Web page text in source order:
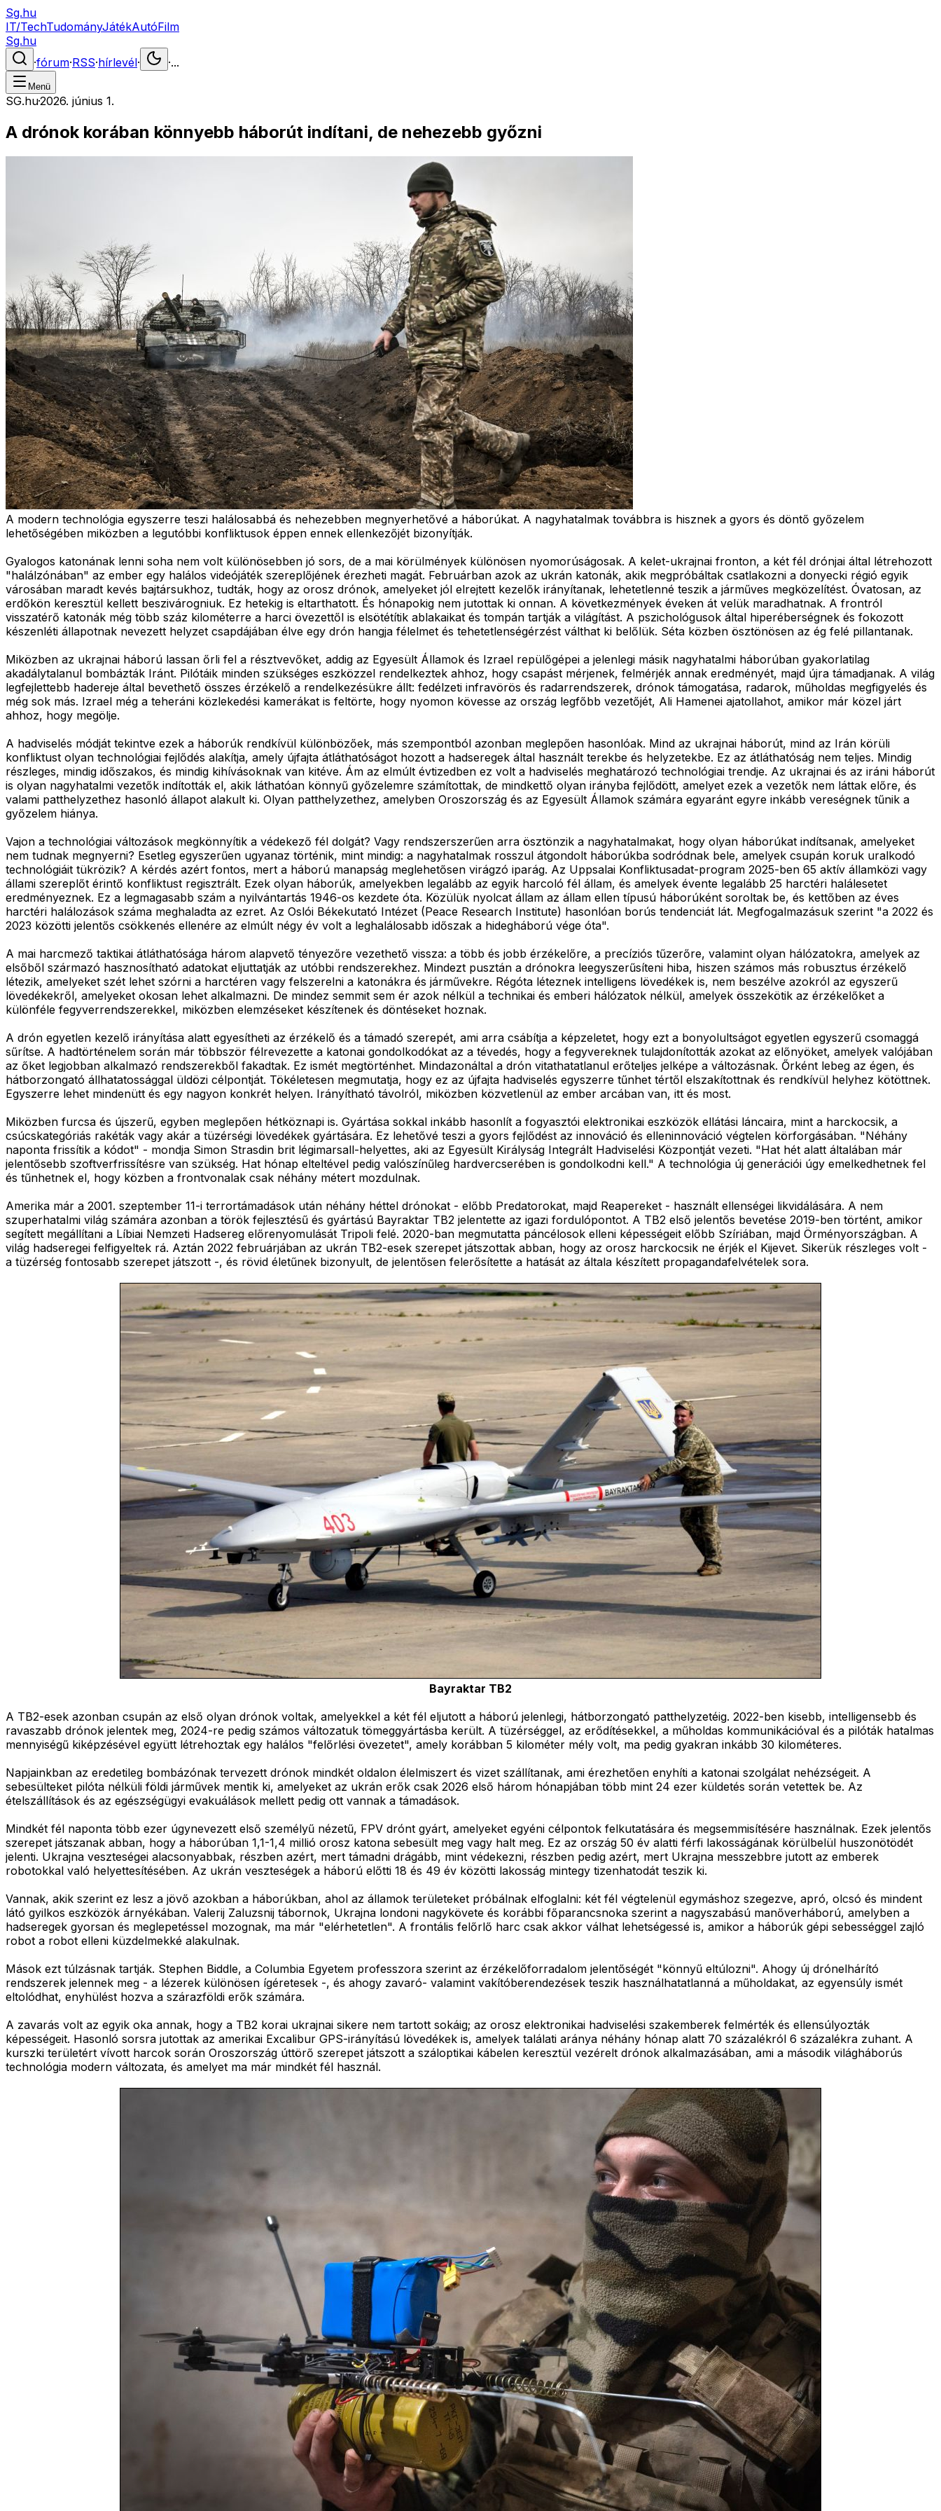
Sg.hu
IT/TechTudományJátékAutóFilm
Sg.hu
·fórum·RSS·hírlevél· ·...
Menü
SG.hu·2026. június 1.
A drónok korában könnyebb háborút indítani, de nehezebb győzni
A modern technológia egyszerre teszi halálosabbá és nehezebben megnyerhetővé a háborúkat. A nagyhatalmak továbbra is hisznek a gyors és döntő győzelem
lehetőségében miközben a legutóbbi konfliktusok éppen ennek ellenkezőjét bizonyítják.
Gyalogos katonának lenni soha nem volt különösebben jó sors, de a mai körülmények különösen nyomorúságosak. A kelet-ukrajnai fronton, a két fél drónjai által létrehozott
"halálzónában" az ember egy halálos videójáték szereplőjének érezheti magát. Februárban azok az ukrán katonák, akik megpróbáltak csatlakozni a donyecki régió egyik
városában maradt kevés bajtársukhoz, tudták, hogy az orosz drónok, amelyeket jól elrejtett kezelők irányítanak, lehetetlenné teszik a járműves megközelítést. Óvatosan, az
erdőkön keresztül kellett beszivárogniuk. Ez hetekig is eltarthatott. És hónapokig nem jutottak ki onnan. A következmények éveken át velük maradhatnak. A frontról
visszatérő katonák még több száz kilométerre a harci övezettől is elsötétítik ablakaikat és tompán tartják a világítást. A pszichológusok által hiperéberségnek és fokozott
készenléti állapotnak nevezett helyzet csapdájában élve egy drón hangja félelmet és tehetetlenségérzést válthat ki belőlük. Séta közben ösztönösen az ég felé pillantanak.
Miközben az ukrajnai háború lassan őrli fel a résztvevőket, addig az Egyesült Államok és Izrael repülőgépei a jelenlegi másik nagyhatalmi háborúban gyakorlatilag
akadálytalanul bombázták Iránt. Pilótáik minden szükséges eszközzel rendelkeztek ahhoz, hogy csapást mérjenek, felmérjék annak eredményét, majd újra támadjanak. A világ
legfejlettebb hadereje által bevethető összes érzékelő a rendelkezésükre állt: fedélzeti infravörös és radarrendszerek, drónok támogatása, radarok, műholdas megfigyelés és
még sok más. Izrael még a teheráni közlekedési kamerákat is feltörte, hogy nyomon kövesse az ország legfőbb vezetőjét, Ali Hamenei ajatollahot, amikor már közel járt
ahhoz, hogy megölje.
A hadviselés módját tekintve ezek a háborúk rendkívül különbözőek, más szempontból azonban meglepően hasonlóak. Mind az ukrajnai háborút, mind az Irán körüli
konfliktust olyan technológiai fejlődés alakítja, amely újfajta átláthatóságot hozott a hadseregek által használt terekbe és helyzetekbe. Ez az átláthatóság nem teljes. Mindig
részleges, mindig időszakos, és mindig kihívásoknak van kitéve. Ám az elmúlt évtizedben ez volt a hadviselés meghatározó technológiai trendje. Az ukrajnai és az iráni háborút
is olyan nagyhatalmi vezetők indították el, akik láthatóan könnyű győzelemre számítottak, de mindkettő olyan irányba fejlődött, amelyet ezek a vezetők nem láttak előre, és
valami patthelyzethez hasonló állapot alakult ki. Olyan patthelyzethez, amelyben Oroszország és az Egyesült Államok számára egyaránt egyre inkább vereségnek tűnik a
győzelem hiánya.
Vajon a technológiai változások megkönnyítik a védekező fél dolgát? Vagy rendszerszerűen arra ösztönzik a nagyhatalmakat, hogy olyan háborúkat indítsanak, amelyeket
nem tudnak megnyerni? Esetleg egyszerűen ugyanaz történik, mint mindig: a nagyhatalmak rosszul átgondolt háborúkba sodródnak bele, amelyek csupán koruk uralkodó
technológiáit tükrözik? A kérdés azért fontos, mert a háború manapság meglehetősen virágzó iparág. Az Uppsalai Konfliktusadat-program 2025-ben 65 aktív államközi vagy
állami szereplőt érintő konfliktust regisztrált. Ezek olyan háborúk, amelyekben legalább az egyik harcoló fél állam, és amelyek évente legalább 25 harctéri halálesetet
eredményeznek. Ez a legmagasabb szám a nyilvántartás 1946-os kezdete óta. Közülük nyolcat állam az állam ellen típusú háborúként soroltak be, és kettőben az éves
harctéri halálozások száma meghaladta az ezret. Az Oslói Békekutató Intézet (Peace Research Institute) hasonlóan borús tendenciát lát. Megfogalmazásuk szerint "a 2022 és
2023 közötti jelentős csökkenés ellenére az elmúlt négy év volt a leghalálosabb időszak a hidegháború vége óta".
A mai harcmező taktikai átláthatósága három alapvető tényezőre vezethető vissza: a több és jobb érzékelőre, a precíziós tűzerőre, valamint olyan hálózatokra, amelyek az
elsőből származó hasznosítható adatokat eljuttatják az utóbbi rendszerekhez. Mindezt pusztán a drónokra leegyszerűsíteni hiba, hiszen számos más robusztus érzékelő
létezik, amelyeket szét lehet szórni a harctéren vagy felszerelni a katonákra és járművekre. Régóta léteznek intelligens lövedékek is, nem beszélve azokról az egyszerű
lövedékekről, amelyeket okosan lehet alkalmazni. De mindez semmit sem ér azok nélkül a technikai és emberi hálózatok nélkül, amelyek összekötik az érzékelőket a
különféle fegyverrendszerekkel, miközben elemzéseket készítenek és döntéseket hoznak.
A drón egyetlen kezelő irányítása alatt egyesítheti az érzékelő és a támadó szerepét, ami arra csábítja a képzeletet, hogy ezt a bonyolultságot egyetlen egyszerű csomaggá
sűrítse. A hadtörténelem során már többször félrevezette a katonai gondolkodókat az a tévedés, hogy a fegyvereknek tulajdonították azokat az előnyöket, amelyek valójában
az őket legjobban alkalmazó rendszerekből fakadtak. Ez ismét megtörténhet. Mindazonáltal a drón vitathatatlanul erőteljes jelképe a változásnak. Őrként lebeg az égen, és
hátborzongató állhatatossággal üldözi célpontját. Tökéletesen megmutatja, hogy ez az újfajta hadviselés egyszerre tűnhet tértől elszakítottnak és rendkívül helyhez kötöttnek.
Egyszerre lehet mindenütt és egy nagyon konkrét helyen. Irányítható távolról, miközben közvetlenül az ember arcában van, itt és most.
Miközben furcsa és újszerű, egyben meglepően hétköznapi is. Gyártása sokkal inkább hasonlít a fogyasztói elektronikai eszközök ellátási láncaira, mint a harckocsik, a
csúcskategóriás rakéták vagy akár a tüzérségi lövedékek gyártására. Ez lehetővé teszi a gyors fejlődést az innováció és elleninnováció végtelen körforgásában. "Néhány
naponta frissítik a kódot" - mondja Simon Strasdin brit légimarsall-helyettes, aki az Egyesült Királyság Integrált Hadviselési Központját vezeti. "Hat hét alatt általában már
jelentősebb szoftverfrissítésre van szükség. Hat hónap elteltével pedig valószínűleg hardvercserében is gondolkodni kell." A technológia új generációi úgy emelkedhetnek fel
és tűnhetnek el, hogy közben a frontvonalak csak néhány métert mozdulnak.
Amerika már a 2001. szeptember 11-i terrortámadások után néhány héttel drónokat - előbb Predatorokat, majd Reapereket - használt ellenségei likvidálására. A nem
szuperhatalmi világ számára azonban a török fejlesztésű és gyártású Bayraktar TB2 jelentette az igazi fordulópontot. A TB2 első jelentős bevetése 2019-ben történt, amikor
segített megállítani a Líbiai Nemzeti Hadsereg előrenyomulását Tripoli felé. 2020-ban megmutatta páncélosok elleni képességeit előbb Szíriában, majd Örményországban. A
világ hadseregei felfigyeltek rá. Aztán 2022 februárjában az ukrán TB2-esek szerepet játszottak abban, hogy az orosz harckocsik ne érjék el Kijevet. Sikerük részleges volt -
a tüzérség fontosabb szerepet játszott -, és rövid életűnek bizonyult, de jelentősen felerősítette a hatását az általa készített propagandafelvételek sora.
Bayraktar TB2
A TB2-esek azonban csupán az első olyan drónok voltak, amelyekkel a két fél eljutott a háború jelenlegi, hátborzongató patthelyzetéig. 2022-ben kisebb, intelligensebb és
ravaszabb drónok jelentek meg, 2024-re pedig számos változatuk tömeggyártásba került. A tüzérséggel, az erődítésekkel, a műholdas kommunikációval és a pilóták hatalmas
mennyiségű kiképzésével együtt létrehoztak egy halálos "felőrlési övezetet", amely korábban 5 kilométer mély volt, ma pedig gyakran inkább 30 kilométeres.
Napjainkban az eredetileg bombázónak tervezett drónok mindkét oldalon élelmiszert és vizet szállítanak, ami érezhetően enyhíti a katonai szolgálat nehézségeit. A
sebesülteket pilóta nélküli földi járművek mentik ki, amelyeket az ukrán erők csak 2026 első három hónapjában több mint 24 ezer küldetés során vetettek be. Az
ételszállítások és az egészségügyi evakuálások mellett pedig ott vannak a támadások.
Mindkét fél naponta több ezer úgynevezett első személyű nézetű, FPV drónt gyárt, amelyeket egyéni célpontok felkutatására és megsemmisítésére használnak. Ezek jelentős
szerepet játszanak abban, hogy a háborúban 1,1-1,4 millió orosz katona sebesült meg vagy halt meg. Ez az ország 50 év alatti férfi lakosságának körülbelül huszonötödét
jelenti. Ukrajna veszteségei alacsonyabbak, részben azért, mert támadni drágább, mint védekezni, részben pedig azért, mert Ukrajna messzebbre jutott az emberek
robotokkal való helyettesítésében. Az ukrán veszteségek a háború előtti 18 és 49 év közötti lakosság mintegy tizenhatodát teszik ki.
Vannak, akik szerint ez lesz a jövő azokban a háborúkban, ahol az államok területeket próbálnak elfoglalni: két fél végtelenül egymáshoz szegezve, apró, olcsó és mindent
látó gyilkos eszközök árnyékában. Valerij Zaluzsnij tábornok, Ukrajna londoni nagykövete és korábbi főparancsnoka szerint a nagyszabású manőverháború, amelyben a
hadseregek gyorsan és meglepetéssel mozognak, ma már "elérhetetlen". A frontális felőrlő harc csak akkor válhat lehetségessé is, amikor a háborúk gépi sebességgel zajló
robot a robot elleni küzdelmekké alakulnak.
Mások ezt túlzásnak tartják. Stephen Biddle, a Columbia Egyetem professzora szerint az érzékelőforradalom jelentőségét "könnyű eltúlozni". Ahogy új drónelhárító
rendszerek jelennek meg - a lézerek különösen ígéretesek -, és ahogy zavaró- valamint vakítóberendezések teszik használhatatlanná a műholdakat, az egyensúly ismét
eltolódhat, enyhülést hozva a szárazföldi erők számára.
A zavarás volt az egyik oka annak, hogy a TB2 korai ukrajnai sikere nem tartott sokáig; az orosz elektronikai hadviselési szakemberek felmérték és ellensúlyozták
képességeit. Hasonló sorsra jutottak az amerikai Excalibur GPS-irányítású lövedékek is, amelyek találati aránya néhány hónap alatt 70 százalékról 6 százalékra zuhant. A
kurszki területért vívott harcok során Oroszország úttörő szerepet játszott a száloptikai kábelen keresztül vezérelt drónok alkalmazásában, ami a második világháborús
technológia modern változata, és amelyet ma már mindkét fél használ.